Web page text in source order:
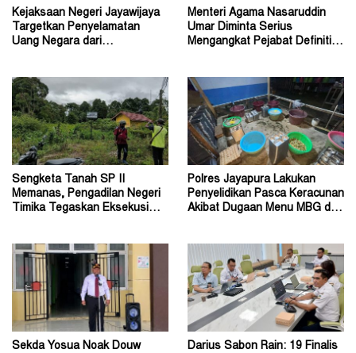
Kejaksaan Negeri Jayawijaya
Targetkan Penyelamatan
Uang Negara dari
Menteri Agama Nasaruddin
Umar Diminta Serius
Mengangkat Pejabat Definitif
Sengketa Tanah SP II
Memanas, Pengadilan Negeri
Timika Tegaskan Eksekusi
Polres Jayapura Lakukan
Penyelidikan Pasca Keracunan
Akibat Dugaan Menu MBG di
Sekda Yosua Noak Douw
Darius Sabon Rain: 19 Finalis